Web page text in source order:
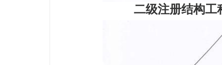
二级注册结构工